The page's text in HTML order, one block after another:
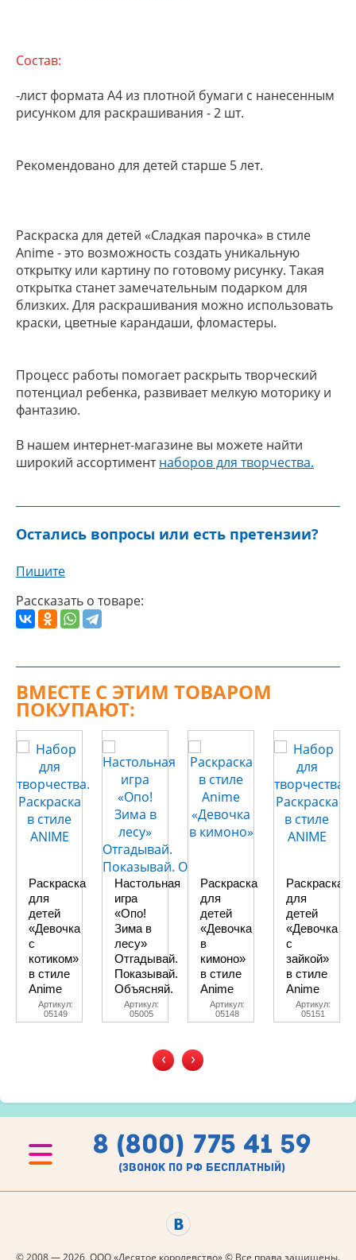
Состав:
-лист формата А4 из плотной бумаги с нанесенным
рисунком для раскрашивания - 2 шт.
Рекомендовано для детей старше 5 лет.
Раскраска для детей «Сладкая парочка» в стиле
Anime - это возможность создать уникальную
открытку или картину по готовому рисунку. Такая
открытка станет замечательным подарком для
близких. Для раскрашивания можно использовать
краски, цветные карандаши, фломастеры.
Процесс работы помогает раскрыть творческий
потенциал ребенка, развивает мелкую моторику и
фантазию.
В нашем интернет-магазине вы можете найти
широкий ассортиментнаборов для творчества.
Остались вопросы или есть претензии?
Пишите
Рассказать о товаре:
ВМЕСТЕ С ЭТИМ ТОВАРОМ
ПОКУПАЮТ:
Раскраска
для
детей
«Девочка
с
котиком»
в стиле
Anime
Артикул:
05149
Настольная
игра
«Опо!
Зима в
лесу»
Отгадывай.
Показывай.
Объясняй.
Артикул:
05005
Раскраска
для
детей
«Девочка
в
кимоно»
в стиле
Anime
Артикул:
05148
Раскраска
для
детей
«Девочка
с
зайкой»
в стиле
Anime
Артикул:
05151
‹ ›
8 (800) 775 41 59
(звонок по рф бесплатный)
© 2008 — 2026, ООО «Десятое королевство» © Все права защищены.